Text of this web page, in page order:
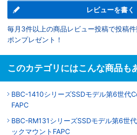
レビューを書く
毎月3件以上の商品レビュー投稿で投稿
ポンプレゼント！
このカテゴリにはこんな商品も
BBC-1410シリーズSSDモデル第6世代
FAPC
BBC-RM131シリーズSSDモデル第6世
ックマウントFAPC